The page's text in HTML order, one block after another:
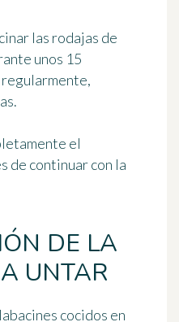
las rodajas de
unos 15
el
de continuar con la
DE LA
UNTAR
cocidos en